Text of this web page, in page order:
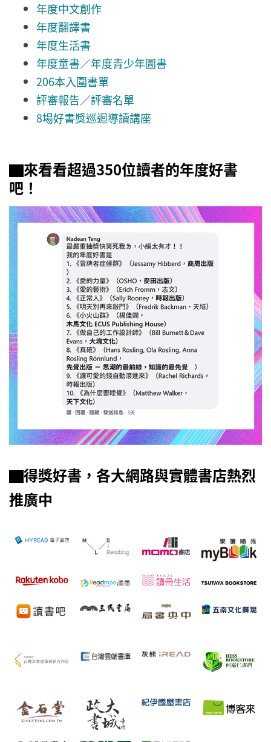
年度中文創作
年度翻譯書
年度生活書
年度童書／年度青少年圖書
206本入圍書單
評審報告／評審名單
8場好書獎巡迴導讀講座
▇來看看超過350位讀者的年度好書
吧！
▇得獎好書，各大網路與實體書店熱烈
推廣中